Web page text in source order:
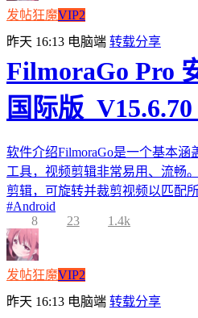
发帖狂魔VIP2
昨天 16:13 电脑端 转载分享
FilmoraGo Pro
国际版
软件介绍FilmoraGo是一个基本
工具，视频剪辑非常易用、流畅
剪辑，可旋转并裁剪视频以匹配
#Android
8
23 1.4k
发帖狂魔VIP2
昨天 16:13 电脑端 转载分享